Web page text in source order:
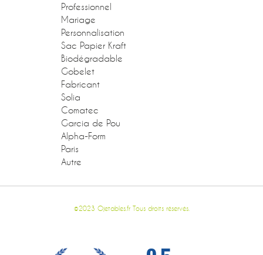
Professionnel
Mariage
Personnalisation
Sac Papier Kraft
Biodégradable
Gobelet
Fabricant
Solia
Comatec
Garcia de Pou
Alpha-Form
Paris
Autre
©2023 Ojetables.fr Tous droits réservés.